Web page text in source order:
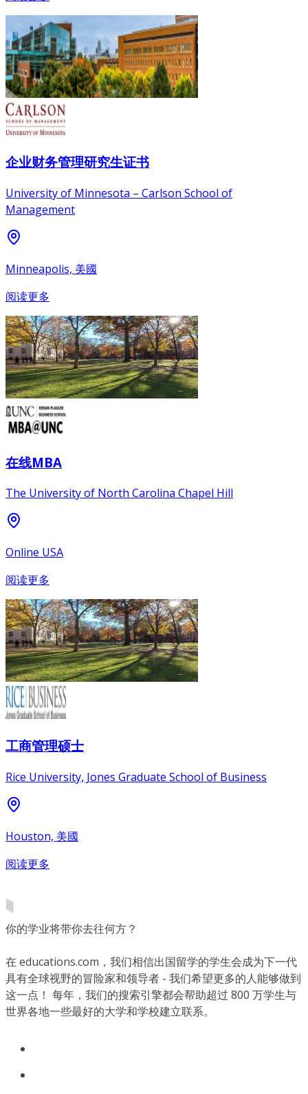
企业财务管理研究生证书
University of Minnesota – Carlson School of
Management
Minneapolis, 美國
阅读更多
在线MBA
The University of North Carolina Chapel Hill
Online USA
阅读更多
工商管理硕士
Rice University, Jones Graduate School of Business
Houston, 美國
阅读更多
你的学业将带你去往何方？
在 educations.com，我们相信出国留学的学生会成为下一代
具有全球视野的冒险家和领导者 - 我们希望更多的人能够做到
这一点！ 每年，我们的搜索引擎都会帮助超过 800 万学生与
世界各地一些最好的大学和学校建立联系。